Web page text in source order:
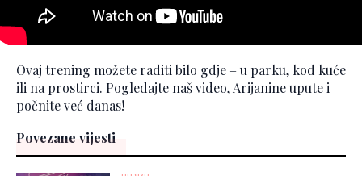
Ovaj trening možete raditi bilo gdje – u parku, kod kuće
ili na prostirci. Pogledajte naš video, Arijanine upute i
počnite već danas!
Povezane vijesti